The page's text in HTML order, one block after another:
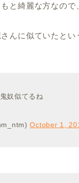
と綺麗な方なので
んに似ていたとい
奴似てるね
October 1,